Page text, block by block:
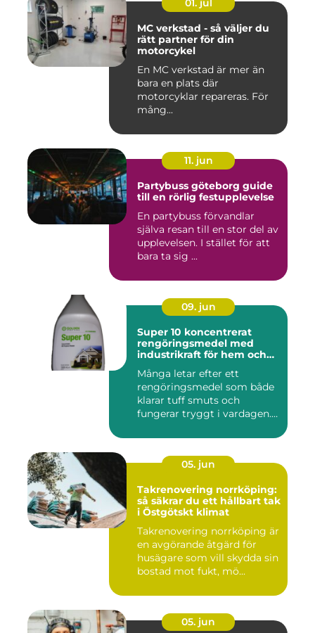
01. jul
MC verkstad - så väljer du
rätt partner för din
motorcykel
En MC verkstad är mer än
bara en plats där
motorcyklar repareras. För
mång...
11. jun
Partybuss göteborg guide
till en rörlig festupplevelse
En partybuss förvandlar
själva resan till en stor del av
upplevelsen. I stället för att
bara ta sig ...
09. jun
Super 10 koncentrerat
rengöringsmedel med
industrikraft för hem och
Många letar efter ett
rengöringsmedel som både
klarar tuff smuts och
fungerar tryggt i vardagen.
05. jun
Takrenovering norrköping:
så säkrar du ett hållbart tak
i Östgötskt klimat
Takrenovering norrköping är
en avgörande åtgärd för
husägare som vill skydda sin
bostad mot fukt, mö...
05. jun